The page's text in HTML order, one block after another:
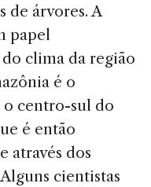
de árvores. A
papel
clima da região
é o
o centro-sul do
é então
através dos
cientistas